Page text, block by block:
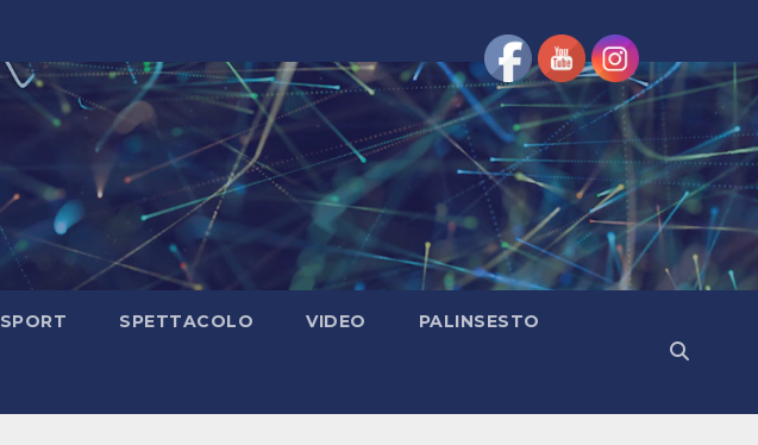
SPORT SPETTACOLO VIDEO PALINSESTO